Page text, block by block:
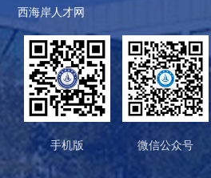
西海岸人才网
手机版 微信公众号